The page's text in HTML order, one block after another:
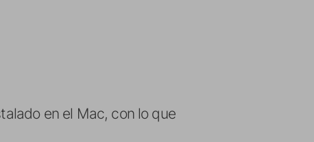
en el Mac, con lo que